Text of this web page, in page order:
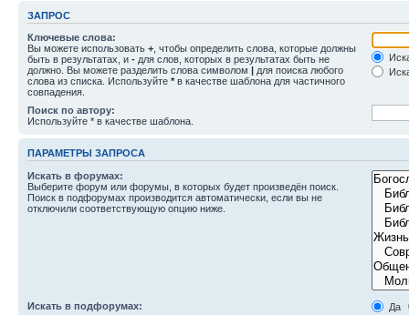
ЗАПРОС
Ключевые слова:
Вы можете использовать + , чтобы определить слова, которые должны
быть в результатах, и - для слов, которых в результатах быть не
должно. Вы можете разделить слова символом | для поиска любого
слова из списка. Используйте * в качестве шаблона для частичного
совпадения.
Поиск по автору:
Используйте * в качестве шаблона.
ПАРАМЕТРЫ ЗАПРОСА
Искать в форумах:
Выберите форум или форумы, в которых будет произведён поиск.
Поиск в подфорумах производится автоматически, если вы не
отключили соответствующую опцию ниже.
Искать в подфорумах:
Да